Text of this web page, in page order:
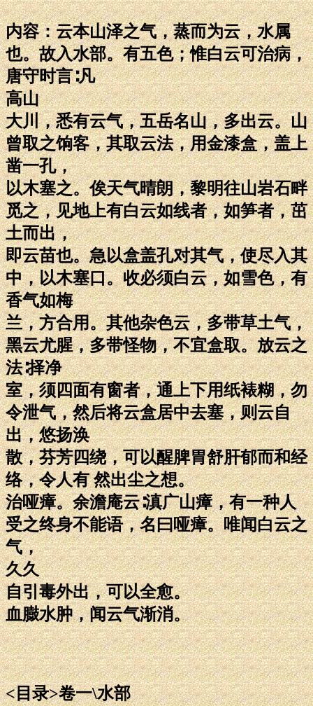
内容：云本山泽之气，蒸而为云，水属
也。故入水部。有五色；惟白云可治病，
唐守时言∶凡
高山
大川，悉有云气，五岳名山，多出云。山
曾取之饷客，其取云法，用金漆盒，盖上
凿一孔，
以木塞之。俟天气晴朗，黎明往山岩石畔
觅之，见地上有白云如线者，如笋者，茁
土而出，
即云苗也。急以盒盖孔对其气，使尽入其
中，以木塞口。收必须白云，如雪色，有
香气如梅
兰，方合用。其他杂色云，多带草土气，
黑云尤腥，多带怪物，不宜盒取。放云之
法∶择净
室，须四面有窗者，通上下用纸裱糊，勿
令泄气，然后将云盒居中去塞，则云自
出，悠扬涣
散，芬芳四绕，可以醒脾胃舒肝郁而和经
络，令人有 然出尘之想。
治哑瘴。余澹庵云∶滇广山瘴，有一种人
受之终身不能语，名曰哑瘴。唯闻白云之
气，
久久
自引毒外出，可以全愈。
血臌水肿，闻云气渐消。
<目录>卷一\水部